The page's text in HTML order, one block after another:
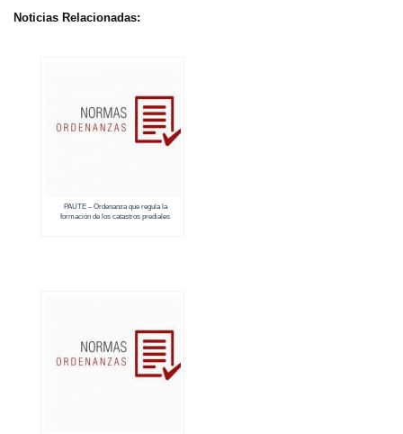
Noticias Relacionadas:
PAUTE – Ordenanza que regula la
formación de los catastros prediales